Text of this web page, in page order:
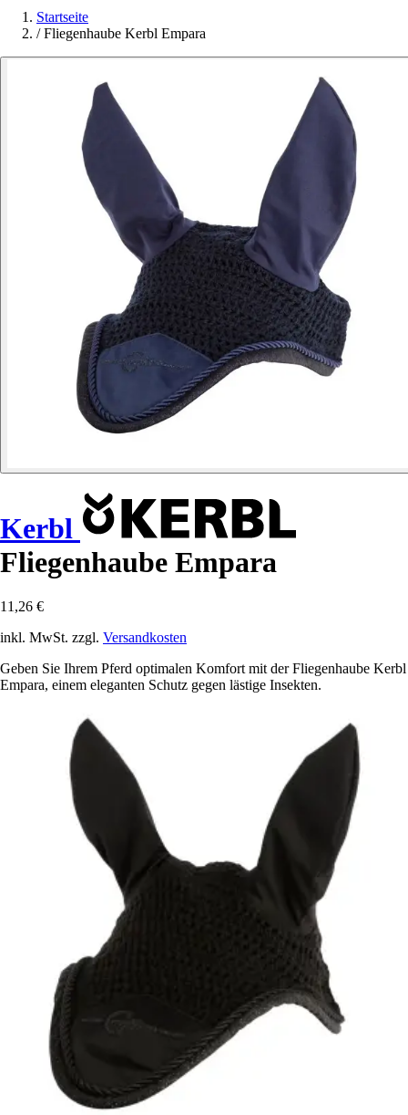
Startseite
/ Fliegenhaube Kerbl Empara
Kerbl
Fliegenhaube Empara
11,26 €
inkl. MwSt. zzgl. Versandkosten
Geben Sie Ihrem Pferd optimalen Komfort mit der Fliegenhaube Kerbl
Empara, einem eleganten Schutz gegen lästige Insekten.